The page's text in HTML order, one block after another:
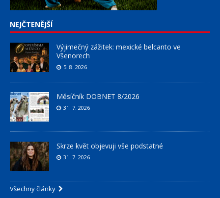
NEJČTENĚJŠÍ
Výjimečný zážitek: mexické belcanto ve
Všenorech
5. 8. 2026
Měsíčník DOBNET 8/2026
31. 7. 2026
Skrze květ objevuji vše podstatné
31. 7. 2026
Všechny články